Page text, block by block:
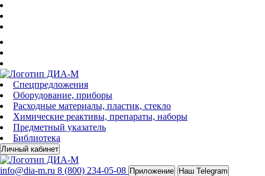
Спецпредложения
Оборудование, приборы
Расходные материалы, пластик, стекло
Химические реактивы, препараты, наборы
Предметный указатель
Библиотека
Личный кабинет
info@dia-m.ru 8 (800) 234-05-08 Приложение Наш Telegram